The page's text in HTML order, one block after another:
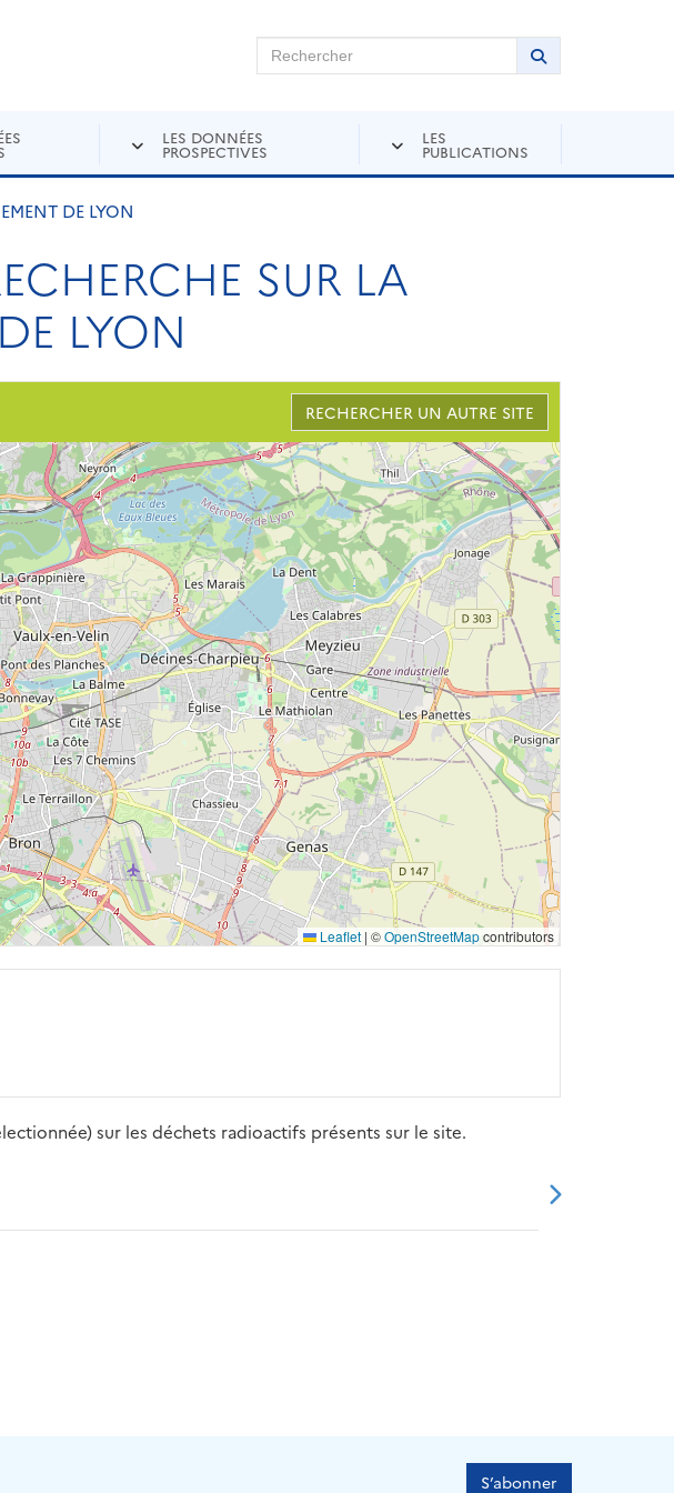
Rechercher sur Andra Inventaire Rechercher
Lancer la
LES DONNÉES
PROSPECTIVES
LES
PUBLICATIONS
DE LYON
SUR LA
LYON
RECHERCHER UN AUTRE SITE
Leaflet | ©OpenStreetMapcontributors
sur les déchets radioactifs présents sur le site.
S’abonner